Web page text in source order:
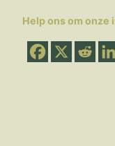
Help ons om